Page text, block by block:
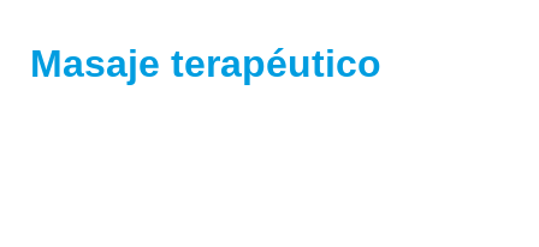
Masaje terapéutico